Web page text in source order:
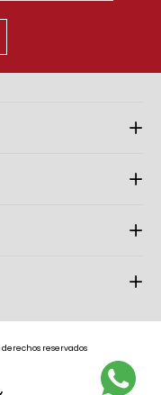
derechos reservados